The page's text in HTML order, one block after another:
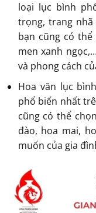
loại lục bình
trọng, trang nhã
bạn cũng có
men xanh
và phong cách
Hoa văn lục
phổ biến nhất
cũng có thể
đào, hoa mai,
muốn của gia